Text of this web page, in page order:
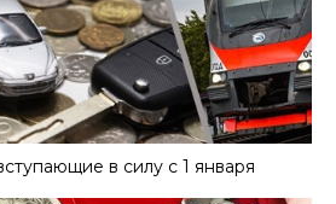
в силу с 1 января